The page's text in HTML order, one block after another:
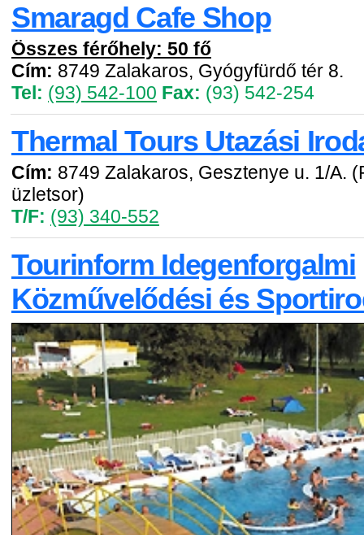
Smaragd Cafe Shop
Összes férőhely: 50 fő
Cím: 8749 Zalakaros, Gyógyfürdő tér 8.
Tel: (93) 542-100 Fax: (93) 542-254
Thermal Tours Utazási
Cím: 8749 Zalakaros, Gesztenye u. 1/A.
üzletsor)
T/F: (93) 340-552
Tourinform Idegenforgalmi
Közművelődési és